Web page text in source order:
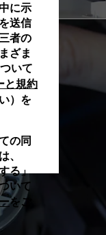
に示
送信
者の
ざま
いて
と規約
）を
の同
、
る」
いて
をご